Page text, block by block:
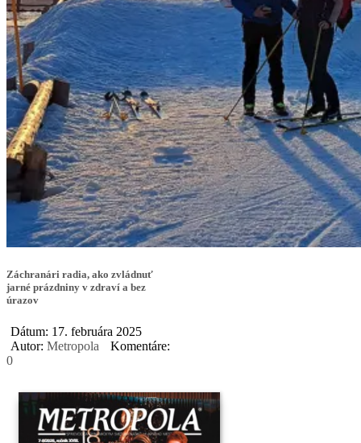
Záchranári radia, ako zvládnuť
jarné prázdniny v zdraví a bez
úrazov
Dátum: 17. februára 2025
Autor: Metropola
Komentáre:
0